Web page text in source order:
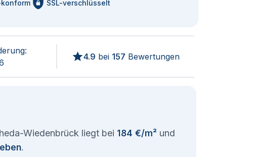
konform SSL-verschlüsselt
4.9 bei 157 Bewertungen
Wiedenbrück liegt bei 184 €/m² und
.